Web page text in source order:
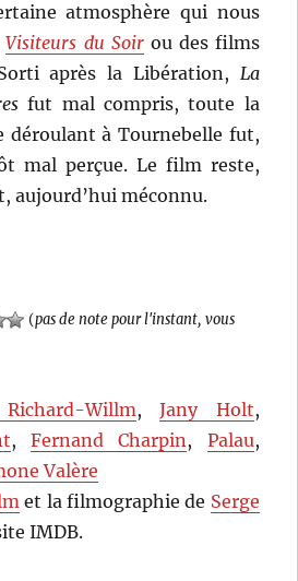
atmosphère qui nous
Visiteurs du Soirou des films
après la Libération, La
fut mal compris, toute la
déroulant à Tournebelle fut,
mal perçue. Le film reste,
aujourd’hui méconnu.
(pas de note pour l'instant, vous
Willm,Jany Holt,
,Fernand Charpin, Palau,
Valère
et la filmographie de Serge
IMDB.